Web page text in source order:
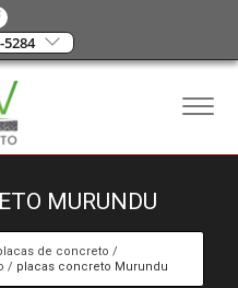
5284
MURUNDU
de concreto
placas concreto Murundu